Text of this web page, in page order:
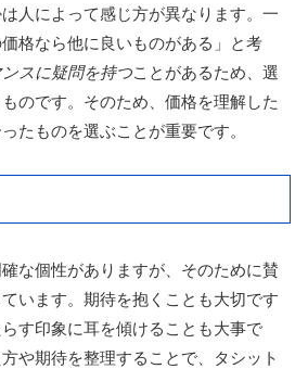
人によって感じ方が異なります。一
格なら他に良いものがある」と考
スに疑問を持つことがあるため、選
のです。そのため、価格を理解した
たものを選ぶことが重要です。
な個性がありますが、そのために賛
います。期待を抱くことも大切です
す印象に耳を傾けることも大事で
や期待を整理することで、タシット